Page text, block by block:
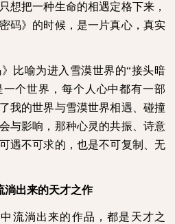
想把一种生命的相遇定格下来，
码》的时候，是一片真心，真实
比喻为进入雪漠世界的“接头暗
个世界，每个人心中都有一部
我的世界与雪漠世界相遇、碰撞
与影响，那种心灵的共振、诗意
遇不可求的，也是不可复制、无
淌出来的天才之作
流淌出来的作品，都是天才之